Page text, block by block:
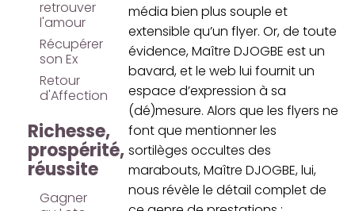
retrouver
l'amour
Récupérer
son Ex
Retour
d'Affection
Richesse,
prospérité,
réussite
Gagner
média bien plus souple et
extensible qu’un flyer. Or, de toute
évidence, Maître DJOGBE est un
bavard, et le web lui fournit un
espace d’expression à sa
(dé)mesure. Alors que les flyers ne
font que mentionner les
sortilèges occultes des
marabouts, Maître DJOGBE, lui,
nous révèle le détail complet de